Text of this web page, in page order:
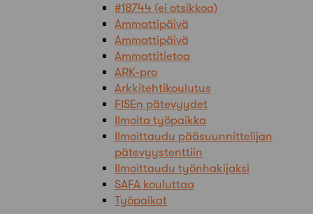
#18744 (ei otsikkoa)
Ammattipäivä
Ammattipäivä
Ammattitietoa
ARK-pro
Arkkitehtikoulutus
FISEn pätevyydet
Ilmoita työpaikka
Ilmoittaudu pääsuunnittelijan
pätevyystenttiin
Ilmoittaudu työnhakijaksi
SAFA kouluttaa
Työpaikat